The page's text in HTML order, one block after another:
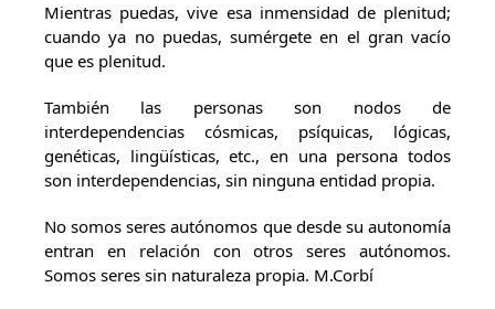
Mientras puedas, vive esa inmensidad de plenitud;
cuando ya no puedas, sumérgete en el gran vacío
que es plenitud.
También las personas son nodos de
interdependencias cósmicas, psíquicas, lógicas,
genéticas, lingüísticas, etc., en una persona todos
son interdependencias, sin ninguna entidad propia.
No somos seres autónomos que desde su autonomía
entran en relación con otros seres autónomos.
Somos seres sin naturaleza propia. M.Corbí